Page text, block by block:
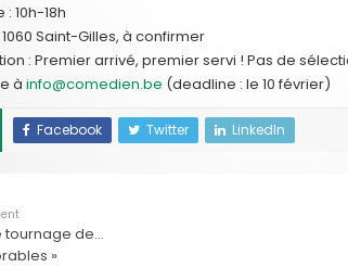
: 10h-18h
1060 Saint-Gilles, à confirmer
: Premier arrivé, premier servi ! Pas de
à info@comedien.be (deadline : le 10 février)
Facebook Twitter LinkedIn
tournage de…
»